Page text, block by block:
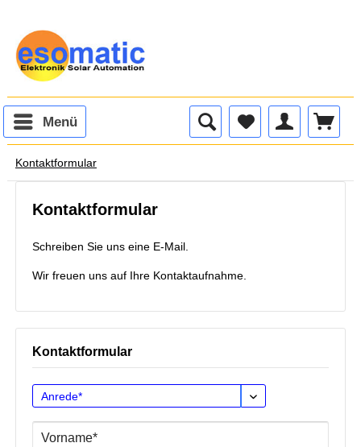
Menü
Kontaktformular
Kontaktformular
Schreiben Sie uns eine E-Mail.
Wir freuen uns auf Ihre Kontaktaufnahme.
Kontaktformular